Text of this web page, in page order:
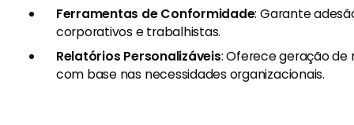
Ferramentas de Conformidade: Garante
corporativos e trabalhistas.
Relatórios Personalizáveis: Oferece geração de
com base nas necessidades organizacionais.